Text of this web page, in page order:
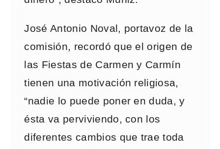
José Antonio Noval, portavoz de la
comisión, recordó que el origen de
las Fiestas de Carmen y Carmín
tienen una motivación religiosa,
“nadie lo puede poner en duda, y
ésta va perviviendo, con los
diferentes cambios que trae toda